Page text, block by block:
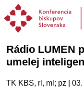
Rádio LUMEN
umelej
TK KBS, rl, ml; pz |